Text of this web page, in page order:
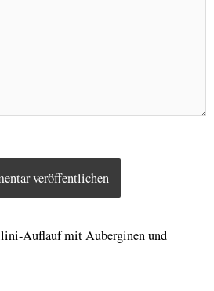
Auflauf mit Auberginen und